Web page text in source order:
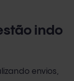
indo
envios,